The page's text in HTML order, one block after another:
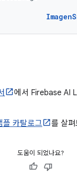
에서 Firebase AI
카탈로그
를 살
도움이 되었나요?